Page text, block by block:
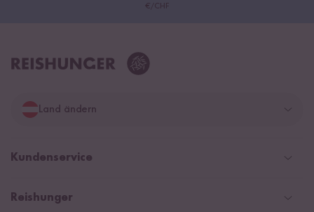
€/CHF
Land ändern
Deutschland
Kundenservice
Help Center und FAQ
Reishunger